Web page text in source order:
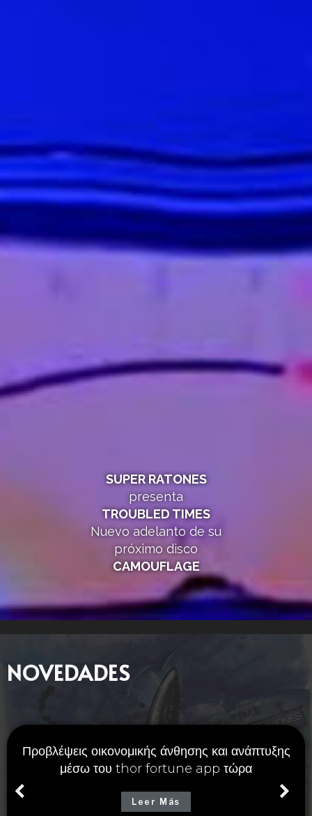
SUPER RATONES
presenta
TROUBLED TIMES
Nuevo adelanto de su
próximo disco
CAMOUFLAGE
NOVEDADES
Προβλέψεις οικονομικής άνθησης και ανάπτυξης
μέσω του thor fortune app τώρα
Leer Más